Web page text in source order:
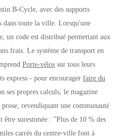
B-Cycle, avec des supports
dans toute la ville. Lorsqu'une
un code est distribué permettant aux
frais. Le système de transport en
Porte-vélos sur tous leurs
express - pour encourager faire du
ses propres calculs, le magazine
revendiquant une communauté
surestimée : "Plus de 10 % des
carrés du centre-ville font à